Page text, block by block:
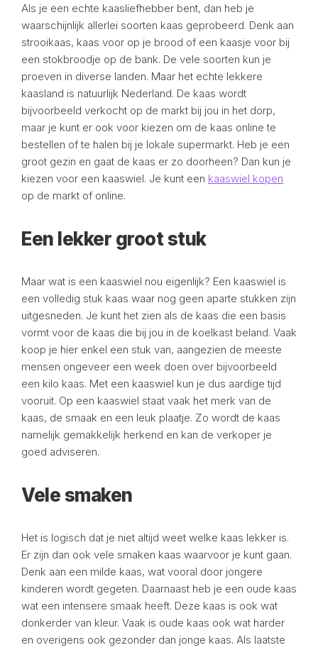
Als je een echte kaasliefhebber bent, dan heb je
waarschijnlijk allerlei soorten kaas geprobeerd. Denk aan
strooikaas, kaas voor op je brood of een kaasje voor bij
een stokbroodje op de bank. De vele soorten kun je
proeven in diverse landen. Maar het echte lekkere
kaasland is natuurlijk Nederland. De kaas wordt
bijvoorbeeld verkocht op de markt bij jou in het dorp,
maar je kunt er ook voor kiezen om de kaas online te
bestellen of te halen bij je lokale supermarkt. Heb je een
groot gezin en gaat de kaas er zo doorheen? Dan kun je
kiezen voor een kaaswiel. Je kunt een kaaswiel kopen
op de markt of online.
Een lekker groot stuk
Maar wat is een kaaswiel nou eigenlijk? Een kaaswiel is
een volledig stuk kaas waar nog geen aparte stukken zijn
uitgesneden. Je kunt het zien als de kaas die een basis
vormt voor de kaas die bij jou in de koelkast beland. Vaak
koop je hier enkel een stuk van, aangezien de meeste
mensen ongeveer een week doen over bijvoorbeeld
een kilo kaas. Met een kaaswiel kun je dus aardige tijd
vooruit. Op een kaaswiel staat vaak het merk van de
kaas, de smaak en een leuk plaatje. Zo wordt de kaas
namelijk gemakkelijk herkend en kan de verkoper je
goed adviseren.
Vele smaken
Het is logisch dat je niet altijd weet welke kaas lekker is.
Er zijn dan ook vele smaken kaas waarvoor je kunt gaan.
Denk aan een milde kaas, wat vooral door jongere
kinderen wordt gegeten. Daarnaast heb je een oude kaas
wat een intensere smaak heeft. Deze kaas is ook wat
donkerder van kleur. Vaak is oude kaas ook wat harder
en overigens ook gezonder dan jonge kaas. Als laatste